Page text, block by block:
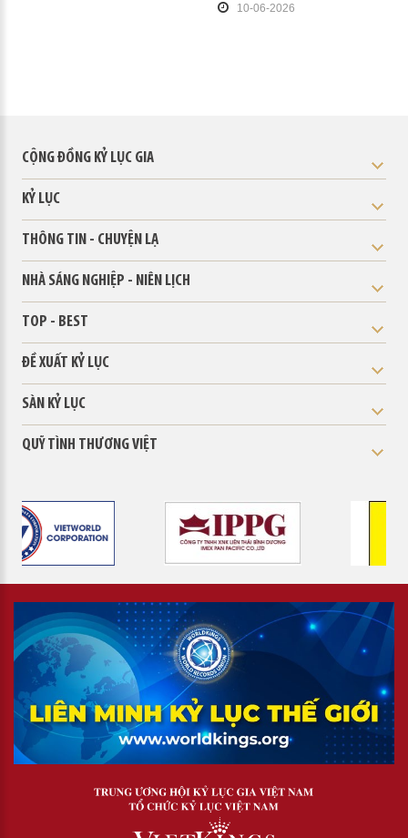
10-06-2026
CỘNG ĐỒNG KỶ LỤC GIA
KỶ LỤC
THÔNG TIN - CHUYỆN LẠ
NHÀ SÁNG NGHIỆP - NIÊN LỊCH
TOP - BEST
ĐỀ XUẤT KỶ LỤC
SÀN KỶ LỤC
QUỸ TÌNH THƯƠNG VIỆT